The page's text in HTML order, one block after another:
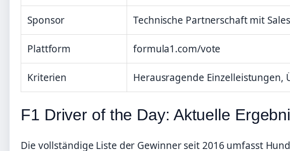
Sponsor Technische Partnerschaft mit
Plattform formula1.com/vote
Kriterien Herausragende Einzelleistungen,
F1 Driver of the Day: Aktuelle
Die vollständige Liste der Gewinner seit 2016 umfasst